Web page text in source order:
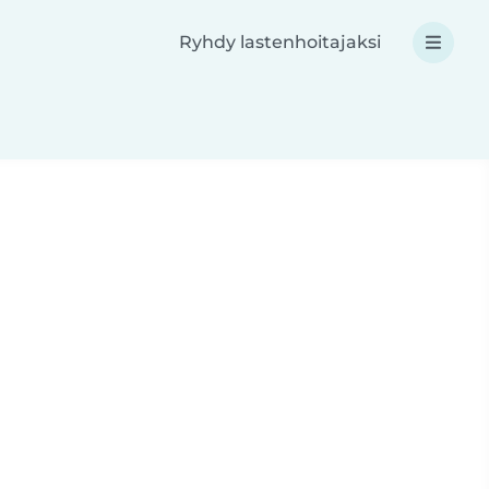
Ryhdy lastenhoitajaksi